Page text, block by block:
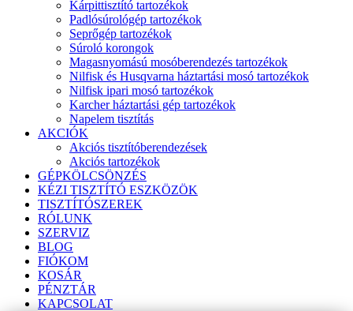
Kárpittisztító tartozékok
Padlósúrológép tartozékok
Seprőgép tartozékok
Súroló korongok
Magasnyomású mosóberendezés tartozékok
Nilfisk és Husqvarna háztartási mosó tartozékok
Nilfisk ipari mosó tartozékok
Karcher háztartási gép tartozékok
Napelem tisztítás
AKCIÓK
Akciós tisztítóberendezések
Akciós tartozékok
GÉPKÖLCSÖNZÉS
KÉZI TISZTÍTÓ ESZKÖZÖK
TISZTÍTÓSZEREK
RÓLUNK
SZERVIZ
BLOG
FIÓKOM
KOSÁR
PÉNZTÁR
KAPCSOLAT